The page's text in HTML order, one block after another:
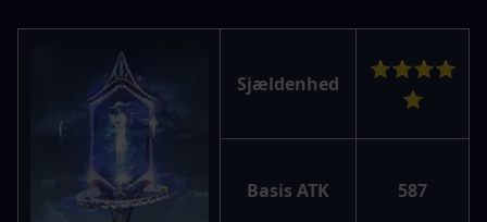
Sjældenhed
⭐⭐⭐⭐
⭐
Basis ATK 587